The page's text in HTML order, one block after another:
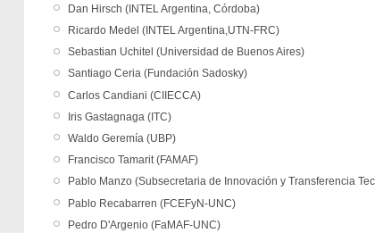
Dan Hirsch (INTEL Argentina, Córdoba)
Ricardo Medel (INTEL Argentina,UTN-FRC)
Sebastian Uchitel (Universidad de Buenos Aires)
Santiago Ceria (Fundación Sadosky)
Carlos Candiani (CIIECCA)
Iris Gastagnaga (ITC)
Waldo Geremía (UBP)
Francisco Tamarit (FAMAF)
Pablo Manzo (Subsecretaria de Innovación y Transferencia
Pablo Recabarren (FCEFyN-UNC)
Pedro D'Argenio (FaMAF-UNC)